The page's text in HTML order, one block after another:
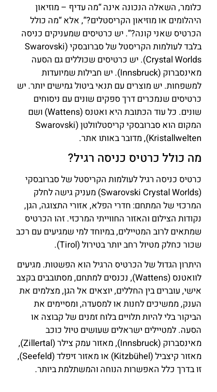
כלומר, השאלה הנכונה אינה “מה עדיף – מוזיאון
היהלומים או מוזיאון הקריסטלים?”, אלא “מה כולל
הכרטיס שאני קונה?”. יש כרטיסים שמעניקים כניסה
בלבד לעולמות הקריסטל של סברובסקי (Swarovski
Crystal Worlds). יש כרטיסים שכוללים גם הסעה
מאינסברוק (Innsbruck). יש חבילות שמיועדות
למשפחות. יש מוצרים עם תנאי ביטול גמישים יותר. יש
כרטיסים שנמכרים דרך ספקים שונים עם ניסוחים
שונים. כל עוד הכתובת היא ואטנס (Wattens) ושם
המקום הוא סברובסקי קריסטלוולטן (Swarovski
Kristallwelten), מדובר באותו אתר.
מה כולל כרטיס כניסה רגיל?
כרטיס כניסה רגיל לעולמות הקריסטל של סברובסקי
(Swarovski Crystal Worlds) מעניק גישה לחלק
המרכזי של המתחם: חדרי הפלא, אזורי התצוגה, הגן,
נקודות הצילום והאזור החווייתי המרכזי. זהו הכרטיס
שמתאים לרוב המטיילים, במיוחד למי שמגיעים עם רכב
שכור כחלק מטיול רחב יותר בטירול (Tirol).
היתרון הגדול של הכרטיס הרגיל הוא הפשטות. מגיעים
לוואטנס (Wattens), נכנסים למתחם, מסתובבים בקצב
אישי, עוברים בין החללים, יוצאים אל הגן, מצלמים את
הענק, ממשיכים לחנות או למסעדה, ומסיימים את
הביקור בלי להיות תלויים בלוח זמנים של קבוצה או
הסעה. למטיילים ישראלים שעושים טיול כוכב
מאינסברוק (Innsbruck), מאזור עמק צילר (Zillertal),
מאזור קיצביל (Kitzbühel) או מאזור זיפלד (Seefeld),
זו בדרך כלל האפשרות הנוחה והמשתלמת ביותר.